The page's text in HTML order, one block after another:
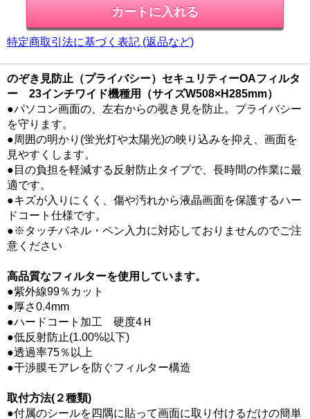
特定商取引法に基づく表記 (返品など)
のぞき見防止（プライバシー）セキュリティーOAフィルタ
ー 23インチワイド機種用（サイズW508×H285mm）
●パソコン画面の、左右からの覗き見を防止。プライバシー
を守ります。
●周囲の明かり(蛍光灯や太陽光)の映り込みを抑え、画面を
見やすくします。
●目の負担を軽減する反射防止タイプで、長時間の作業に最
適です。
●キズが入りにくく、傷や汚れから液晶画面を保護するハー
ドコート仕様です。
●※タッチパネル・ペン入力に対応しておりませんのでご注
意ください
高品質なフィルターを使用しています。
●紫外線99％カット
●厚さ0.4mm
●ハードコート加工 硬度4Ｈ
●低反射防止(1.00%以下)
●透過率75％以上
●干渉膜モアレを防ぐフィルター構造
取付方法(２種類)
●付属のシールを四隅に貼って画面に取り付けるだけの簡単